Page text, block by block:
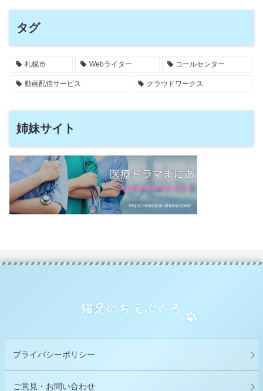
タグ
札幌市 Webライター コールセンター
動画配信サービス クラウドワークス
姉妹サイト
プライバシーポリシー
ご意見・お問い合わせ